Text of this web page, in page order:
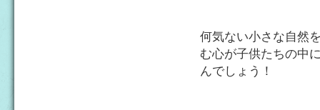
何気ない小さな自然
む心が子供たちの中
んでしょう！